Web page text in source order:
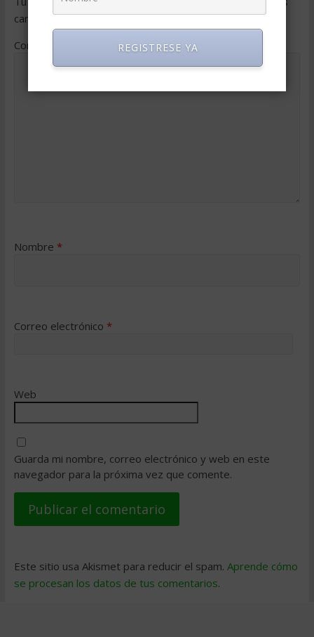
campos obligatorios están marcados con*
Comentario
Nombre *
Correo electrónico *
Web
Guarda mi nombre, correo electrónico y web en este
navegador para la próxima vez que comente.
Este sitio usa Akismet para reducir el spam. Aprende cómo
se procesan los datos de tus comentarios.
REGISTRESE YA